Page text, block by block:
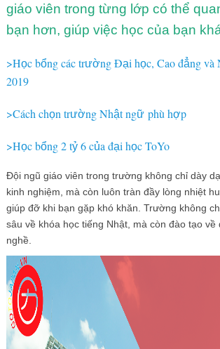
giáo viên trong từng lớp có thể
bạn hơn, giúp việc học của bạn
>Học bổng các trường Đại học, Cao đẳng và
2019
>Cách chọn trường Nhật ngữphù hợp
>Học bổng 2 tỷ6 của đại học ToYo
Đội ngũ giáo viên trong trường không chỉ dày
kinh nghiệm, mà còn luôn tràn đầy lòng nhiệt
giúp đỡ khi bạn gặp khó khăn. Trường không
sâu về khóa học tiếng Nhật, mà còn đào tạo về
nghề.